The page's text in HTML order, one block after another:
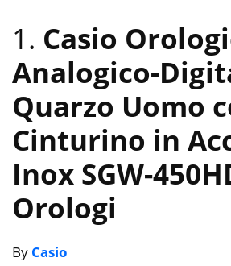
1. Casio
Analogico-
Quarzo Uomo
Cinturino in
Inox SGW-
Orologi
By Casio